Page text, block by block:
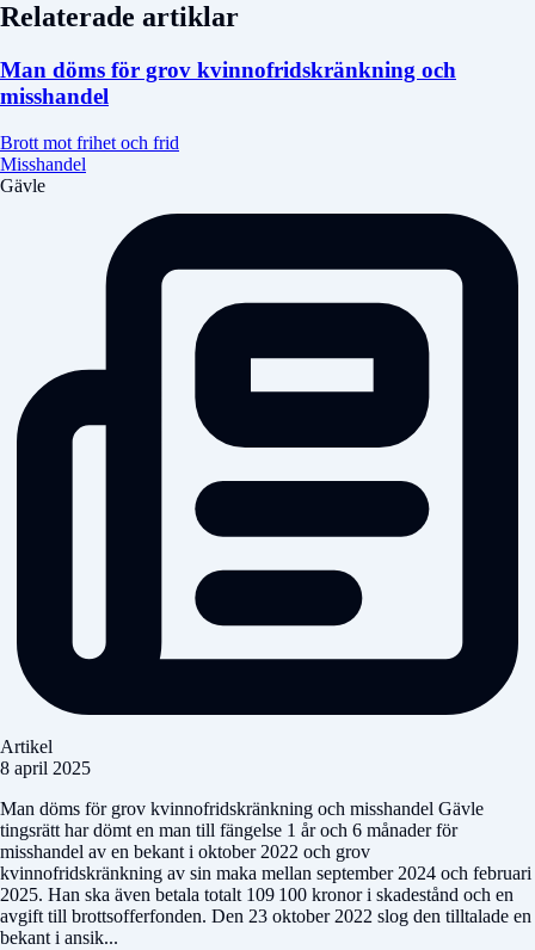
Relaterade artiklar
Man döms för grov kvinnofridskränkning och
misshandel
Brott mot frihet och frid
Misshandel
Gävle
Artikel
8 april 2025
Man döms för grov kvinnofridskränkning och misshandel Gävle
tingsrätt har dömt en man till fängelse 1 år och 6 månader för
misshandel av en bekant i oktober 2022 och grov
kvinnofridskränkning av sin maka mellan september 2024 och februari
2025. Han ska även betala totalt 109 100 kronor i skadestånd och en
avgift till brottsofferfonden. Den 23 oktober 2022 slog den tilltalade en
bekant i ansik...